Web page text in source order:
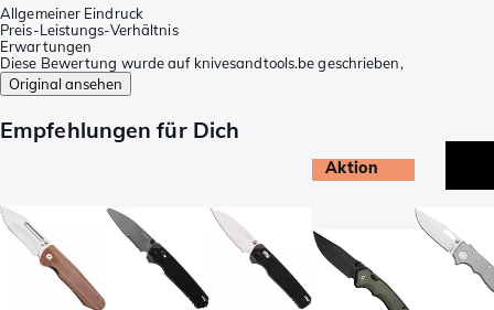
Allgemeiner Eindruck
Preis-Leistungs-Verhältnis
Erwartungen
Diese Bewertung wurde auf knivesandtools.be geschrieben,
Original ansehen
Empfehlungen für Dich
Aktion